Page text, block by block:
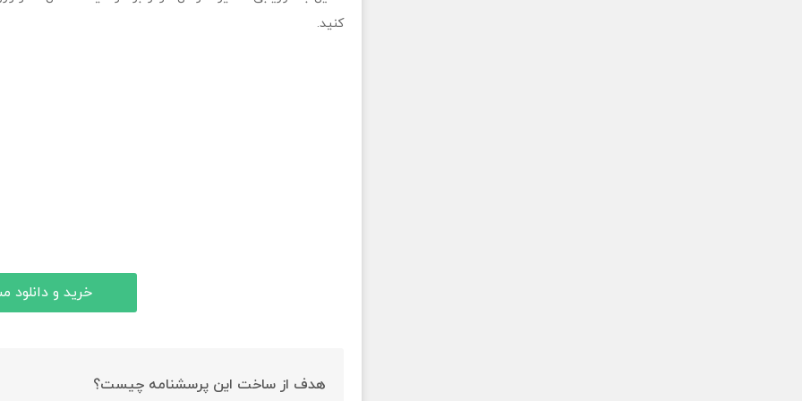
کنید.
خرید و دانلود
هدف از ساخت این پرسشنامه چیست؟